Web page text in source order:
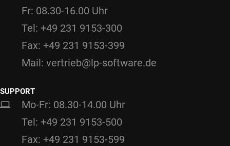
Fr: 08.30-16.00 Uhr
Tel: +49 231 9153-300
Fax: +49 231 9153-399
Mail: vertrieb@lp-software.de
SUPPORT
Mo-Fr: 08.30-14.00 Uhr
Tel: +49 231 9153-500
Fax: +49 231 9153-599